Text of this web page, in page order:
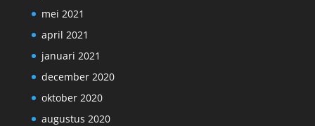
mei 2021
april 2021
januari 2021
december 2020
oktober 2020
augustus 2020